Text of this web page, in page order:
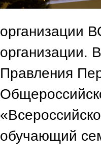
организации
организации.
Правления
обучающий